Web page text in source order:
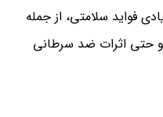
فواید سلامتی، از جمله
و حتی اثرات ضد سرطانی